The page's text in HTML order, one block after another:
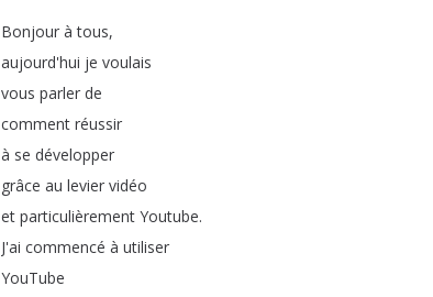
Bonjour à tous,
aujourd'hui je voulais
vous parler de
comment réussir
à se développer
grâce au levier vidéo
et particulièrement Youtube.
J'ai commencé à utiliser
YouTube